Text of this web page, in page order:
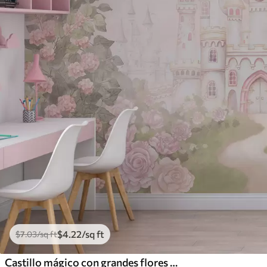
$7.03/sq ft$4.22/sq ft
Castillo mágico con grandes flores y árboles